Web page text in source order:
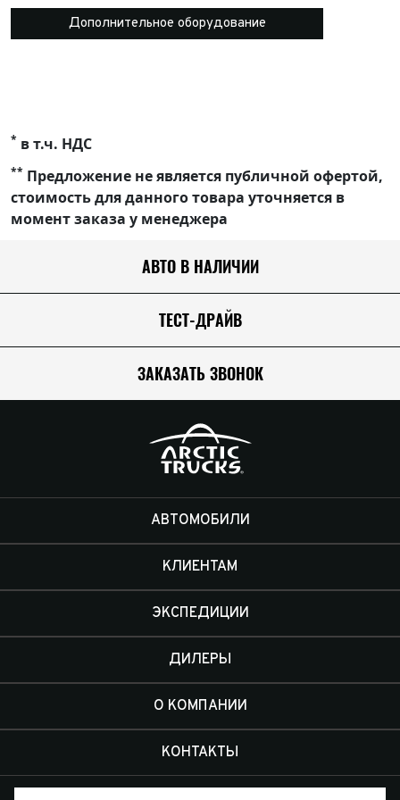
Дополнительное оборудование
* в т.ч. НДС
** Предложение не является публичной офертой,
стоимость для данного товара уточняется в
момент заказа у менеджера
АВТО В НАЛИЧИИ
ТЕСТ-ДРАЙВ
ЗАКАЗАТЬ ЗВОНОК
АВТОМОБИЛИ
КЛИЕНТАМ
ЭКСПЕДИЦИИ
ДИЛЕРЫ
О КОМПАНИИ
КОНТАКТЫ